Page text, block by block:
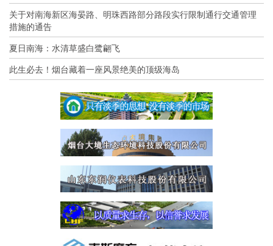
关于对南海新区海晏路、明珠西路部分路段实行限制通行交通管理
措施的通告
夏日南海：水清草盛白鹭翩飞
此生必去！烟台藏着一座风景绝美的顶级海岛